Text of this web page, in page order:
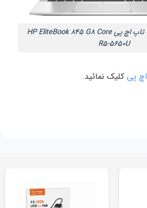
بررسی و معرفی لپ تاپ اچ پی HP EliteBook 845 G8 Core
R5-5650U
اچ پی کلیک نمائید.